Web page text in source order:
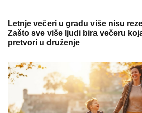
Letnje večeri u gradu više nisu
Zašto sve više ljudi bira večeru
pretvori u druženje